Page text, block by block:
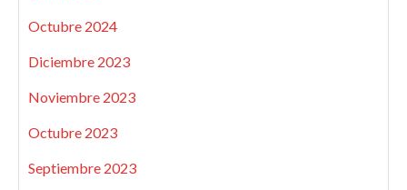
Octubre 2024
Diciembre 2023
Noviembre 2023
Octubre 2023
Septiembre 2023